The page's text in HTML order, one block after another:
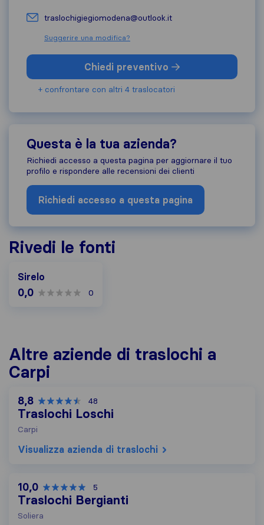
traslochigiegiomodena@outlook.it
Suggerire una modifica?
Chiedi preventivo
+ confrontare con altri 4 traslocatori
Questa è la tua azienda?
Richiedi accesso a questa pagina per aggiornare il tuo
profilo e rispondere alle recensioni dei clienti
Richiedi accesso a questa pagina
Rivedi le fonti
Sirelo
0,0 0
Altre aziende di traslochi a
Carpi
8,8 48
Traslochi Loschi
Carpi
Visualizza azienda di traslochi
10,0 5
Traslochi Bergianti
Soliera